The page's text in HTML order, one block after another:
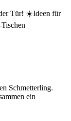
Tür! ☀️Ideen für
Schmetterling.
ein